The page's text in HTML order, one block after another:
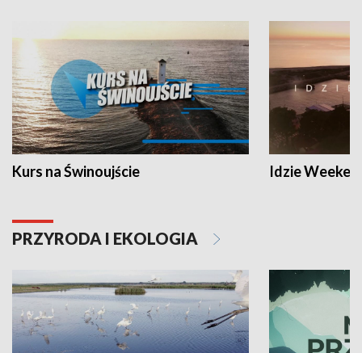
Kurs na Świnoujście Idzie
PRZYRODA I EKOLOGIA